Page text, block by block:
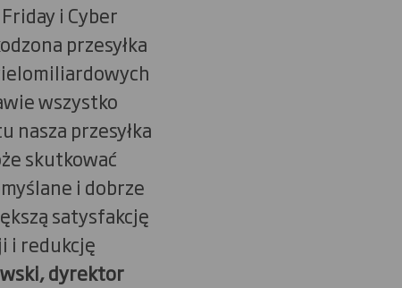
i Cyber
przesyłka
wszystko
nasza przesyłka
skutkować
i dobrze
satysfakcję
i redukcję
dyrektor